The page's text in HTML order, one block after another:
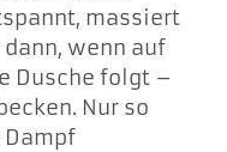
massiert
dann, wenn auf
Dusche folgt –
Nur so
Dampf